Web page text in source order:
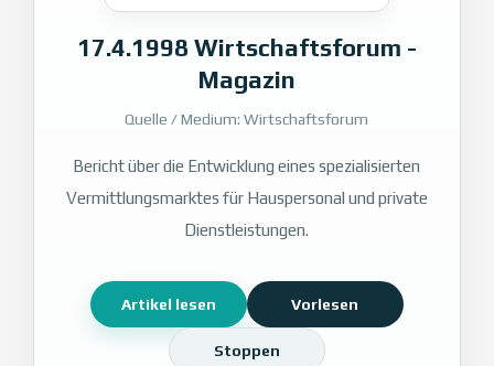
17.4.1998 Wirtschaftsforum -
Magazin
Quelle / Medium: Wirtschaftsforum
Bericht über die Entwicklung eines spezialisierten
Vermittlungsmarktes für Hauspersonal und private
Dienstleistungen.
Artikel lesen Vorlesen
Stoppen